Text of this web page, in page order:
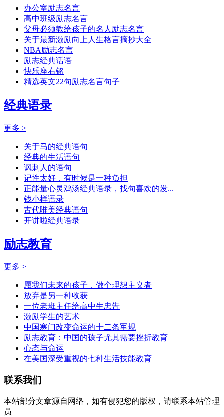
办公室励志名言
高中班级励志名言
父母必须教给孩子的名人励志名言
关于最新激励向上人生格言摘抄大全
NBA励志名言
励志经典话语
快乐座右铭
精选英文22句励志名言句子
经典语录
更多 >
关于马的经典语句
经典的生活语句
讽刺人的语句
记性太好，有时候是一种负担
正能量心灵鸡汤经典语录，找句喜欢的发...
钱小样语录
古代唯美经典语句
开讲啦经典语录
励志教育
更多 >
愿我们未来的孩子，做个理想主义者
放弃是另一种收获
一位老班主任给高中生忠告
激励学生的艺术
中国寒门改变命运的十二条军规
励志教育：中国的孩子尤其需要挫折教育
心态与命运
在美国深受重视的七种生活技能教育
联系我们
本站部分文章源自网络，如有侵犯您的版权，请联系本站管理
员